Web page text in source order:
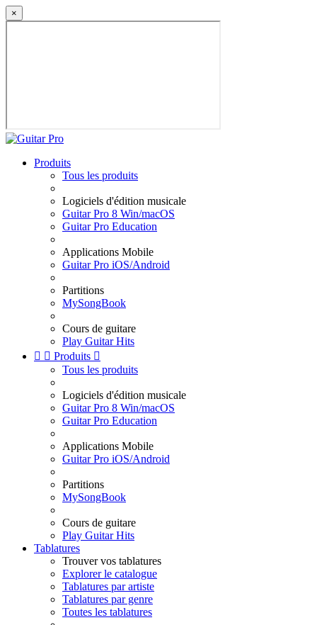
×
Produits
Tous les produits
Logiciels d'édition musicale
Guitar Pro 8 Win/macOS
Guitar Pro Education
Applications Mobile
Guitar Pro iOS/Android
Partitions
MySongBook
Cours de guitare
Play Guitar Hits
  Produits 
Tous les produits
Logiciels d'édition musicale
Guitar Pro 8 Win/macOS
Guitar Pro Education
Applications Mobile
Guitar Pro iOS/Android
Partitions
MySongBook
Cours de guitare
Play Guitar Hits
Tablatures
Trouver vos tablatures
Explorer le catalogue
Tablatures par artiste
Tablatures par genre
Toutes les tablatures